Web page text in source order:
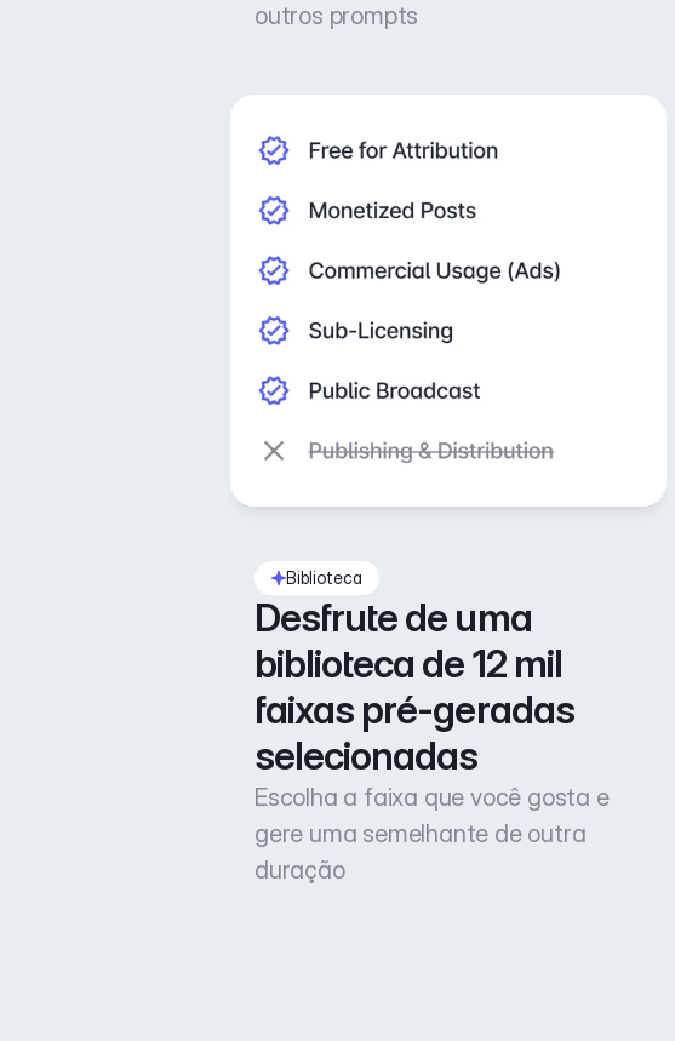
outros prompts
Biblioteca
Desfrute de uma
biblioteca de 12 mil
faixas pré-geradas
selecionadas
Escolha a faixa que você gosta e
gere uma semelhante de outra
duração